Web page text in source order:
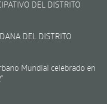
DEL DISTRITO
DEL DISTRITO
Mundial celebrado en